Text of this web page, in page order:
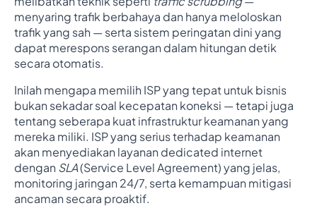
menyaring trafik berbahaya dan hanya meloloskan
trafik yang sah — serta sistem peringatan dini yang
dapat merespons serangan dalam hitungan detik
secara otomatis.
Inilah mengapa memilih ISP yang tepat untuk bisnis
bukan sekadar soal kecepatan koneksi — tetapi juga
tentang seberapa kuat infrastruktur keamanan yang
mereka miliki. ISP yang serius terhadap keamanan
akan menyediakan layanan dedicated internet
dengan SLA(Service Level Agreement) yang jelas,
monitoring jaringan 24/7, serta kemampuan mitigasi
ancaman secara proaktif.